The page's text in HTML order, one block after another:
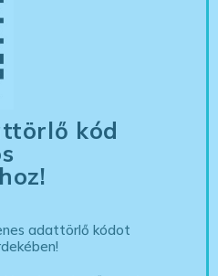
kód
adattörlő kódot